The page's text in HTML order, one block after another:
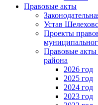
Правовые акты
Устав
Проекты
Правовые
района
2026 год
2025 год
2024 год
2023 год